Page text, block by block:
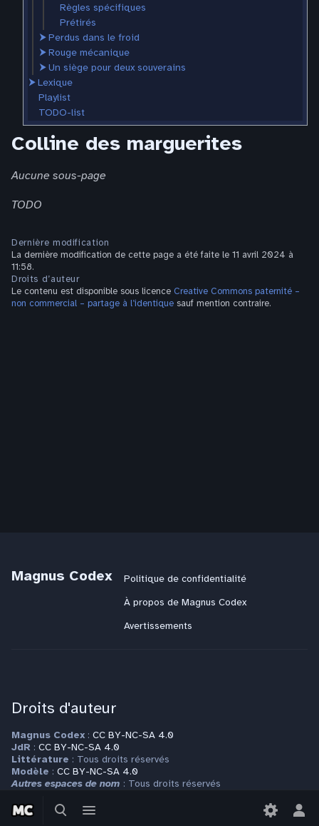
BasculerBasculer
le
Règles spécifiques
Prétirés
⮞Perdus dans le froid
⮞Rouge mécanique
⮞Un siège pour deux souverains
⮞Lexique
Playlist
TODO-list
Colline des marguerites
Aucune sous-page
TODO
Dernière modification
La dernière modification de cette page a été faite le 11 avril 2024 à
11:58.
Droits d’auteur
Le contenu est disponible sous licence Creative Commons paternité –
non commercial – partage à l’identique sauf mention contraire.
Magnus Codex
Politique de confidentialité
À propos de Magnus Codex
Avertissements
Droits d'auteur
Magnus Codex : CC BY-NC-SA 4.0
JdR : CC BY-NC-SA 4.0
Littérature : Tous droits réservés
Modèle : CC BY-NC-SA 4.0
Autres espaces de nom : Tous droits réservés
Plus d'informations sur la page